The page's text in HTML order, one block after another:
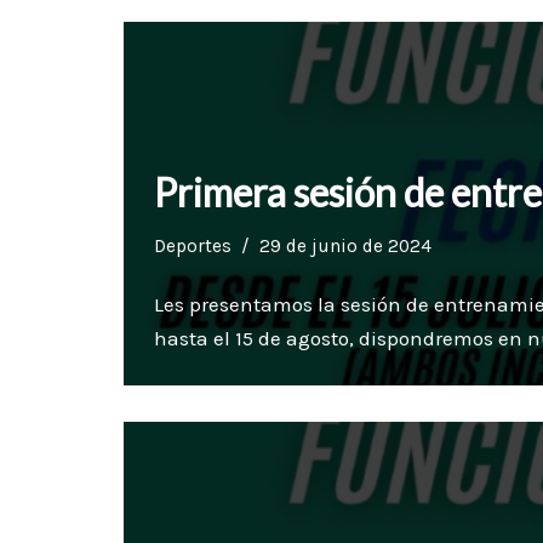
Primera sesión de
Deportes 29 de junio de 2024
Les presentamos la sesión de
hasta el 15 de agosto, dispondremos